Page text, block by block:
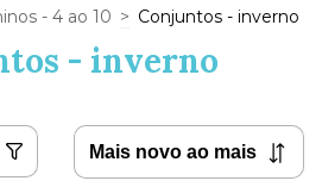
- 4 ao 10 > Conjuntos - inverno
- inverno